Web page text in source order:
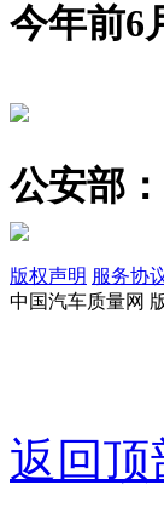
今年前6
公安部
版权声明 服务协
中国汽车质量网
返回顶